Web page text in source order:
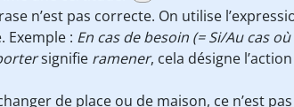
n’est pas correcte. On utilise
Exemple : En cas de besoin (= Si/Au cas
signifie ramener, cela désigne
de place ou de maison, ce n’est